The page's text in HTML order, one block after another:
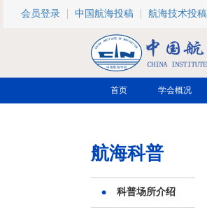
跳转到主要内容
会员登录 中国航海投稿 航海技术投稿
首页 学会概况
航海科普
科普场所介绍